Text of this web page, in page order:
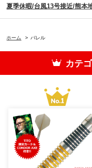
夏季休暇/台風13号接近/熊本
ホーム > バレル
カテ